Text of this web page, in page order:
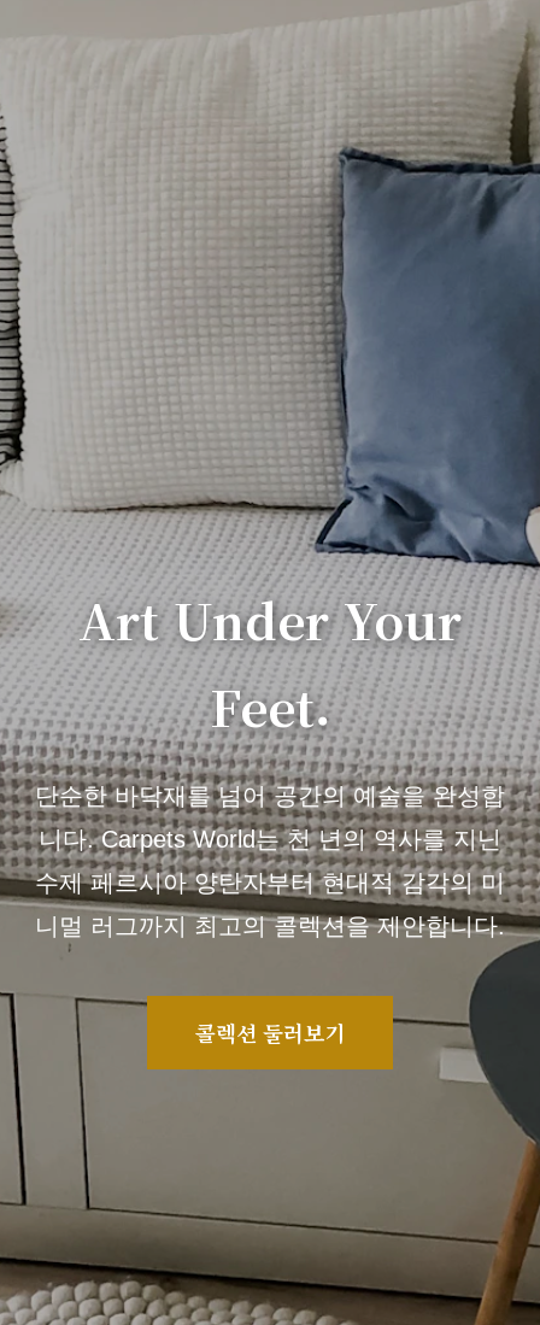
Art Under Your
Feet.
단순한 바닥재를 넘어 공간의 예술을 완성합
니다. Carpets World는 천 년의 역사를 지닌
수제 페르시아 양탄자부터 현대적 감각의 미
니멀 러그까지 최고의 콜렉션을 제안합니다.
콜렉션 둘러보기